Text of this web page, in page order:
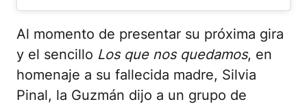
Al momento de presentar su próxima gira
y el sencillo Los que nos quedamos, en
homenaje a su fallecida madre, Silvia
Pinal, la Guzmán dijo a un grupo de